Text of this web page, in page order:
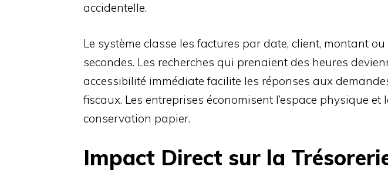
accidentelle.
Le système classe les factures par date, client, montant
secondes. Les recherches qui prenaient des heures
accessibilité immédiate facilite les réponses aux
fiscaux. Les entreprises économisent l’espace physique et
conservation papier.
Impact Direct sur la